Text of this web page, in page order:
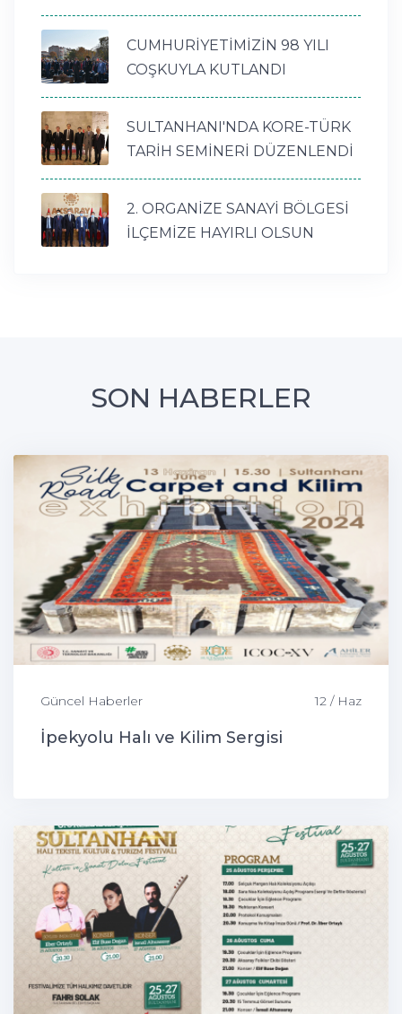
CUMHURİYETİMİZİN 98 YILI
COŞKUYLA KUTLANDI
SULTANHANI'NDA KORE-TÜRK
TARİH SEMİNERİ DÜZENLENDİ
2. ORGANİZE SANAYİ BÖLGESİ
İLÇEMİZE HAYIRLI OLSUN
SON HABERLER
Güncel Haberler 12 / Haz
İpekyolu Halı ve Kilim Sergisi